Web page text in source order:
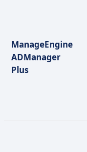
ManageEngine
ADManager
Plus